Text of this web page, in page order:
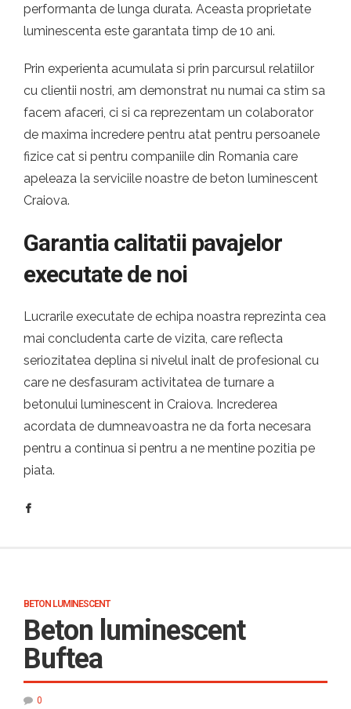
performanta de lunga durata. Aceasta proprietate
luminescenta este garantata timp de 10 ani.
Prin experienta acumulata si prin parcursul relatiilor
cu clientii nostri, am demonstrat nu numai ca stim sa
facem afaceri, ci si ca reprezentam un colaborator
de maxima incredere pentru atat pentru persoanele
fizice cat si pentru companiile din Romania care
apeleaza la serviciile noastre de beton luminescent
Craiova.
Garantia calitatii pavajelor
executate de noi
Lucrarile executate de echipa noastra reprezinta cea
mai concludenta carte de vizita, care reflecta
seriozitatea deplina si nivelul inalt de profesional cu
care ne desfasuram activitatea de turnare a
betonului luminescent in Craiova. Increderea
acordata de dumneavoastra ne da forta necesara
pentru a continua si pentru a ne mentine pozitia pe
piata.
BETON LUMINESCENT
Beton luminescent
Buftea
0